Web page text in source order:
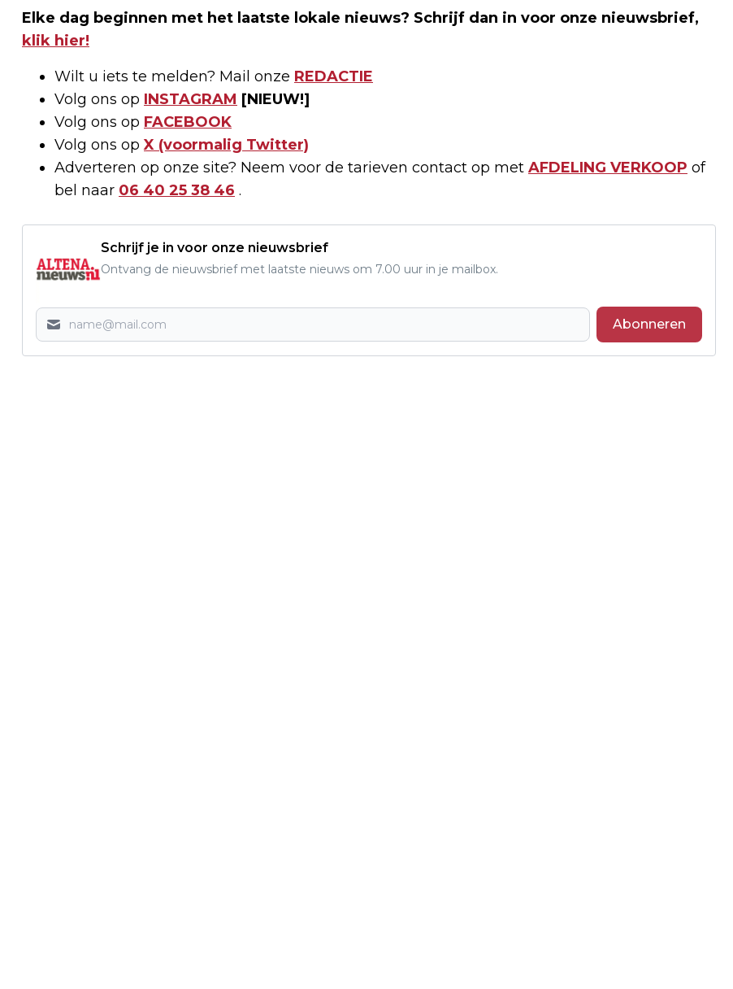
Elke dag beginnen met het laatste lokale nieuws? Schrijf dan in voor onze nieuwsbrief,
klik hier!
Wilt u iets te melden? Mail onze REDACTIE
Volg ons op INSTAGRAM [NIEUW!]
Volg ons op FACEBOOK
Volg ons opX (voormalig Twitter)
Adverteren op onze site? Neem voor de tarieven contact op met AFDELING VERKOOP of
bel naar 06 40 25 38 46 .
Schrijf je in voor onze nieuwsbrief
Ontvang de nieuwsbrief met laatste nieuws om 7.00 uur in je mailbox.
Abonneren